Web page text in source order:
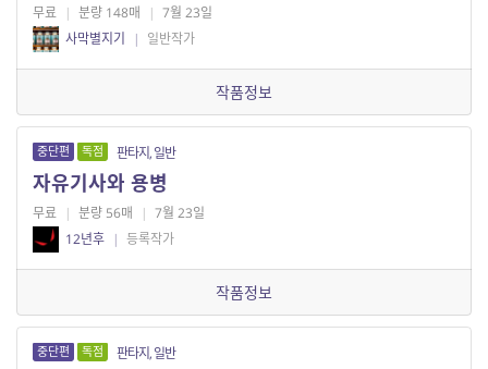
무료 | 분량 148매 | 7월 23일
사막별지기
| 일반작가
작품정보
중단편 독점 판타지, 일반
자유기사와 용병
무료 | 분량 56매 | 7월 23일
12년후 | 등록작가
작품정보
중단편 독점 판타지, 일반